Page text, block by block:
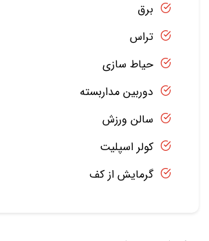
برق
تراس
حیاط سازی
دوربین مداربسته
سالن ورزش
کولر اسپلیت
گرمایش از کف